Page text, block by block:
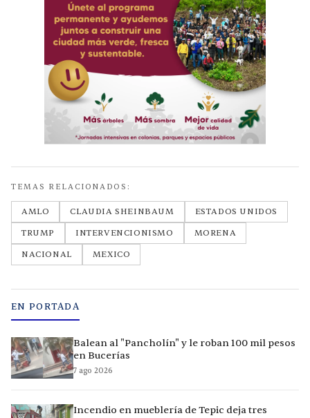
TEMAS RELACIONADOS:
AMLO CLAUDIA SHEINBAUM
ESTADOS UNIDOS
TRUMP
INTERVENCIONISMO
MORENA
NACIONAL
MEXICO
EN PORTADA
Balean al "Pancholín" y le roban 100 mil pesos
en Bucerías
7 ago 2026
Incendio en mueblería de Tepic deja tres